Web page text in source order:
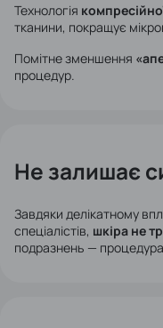
Технологія
тканини, покращує
Помітне зменшення
процедур.
Не залишає
Завдяки делікатному
спеціалістів, шкіра не
подразнень — процедура